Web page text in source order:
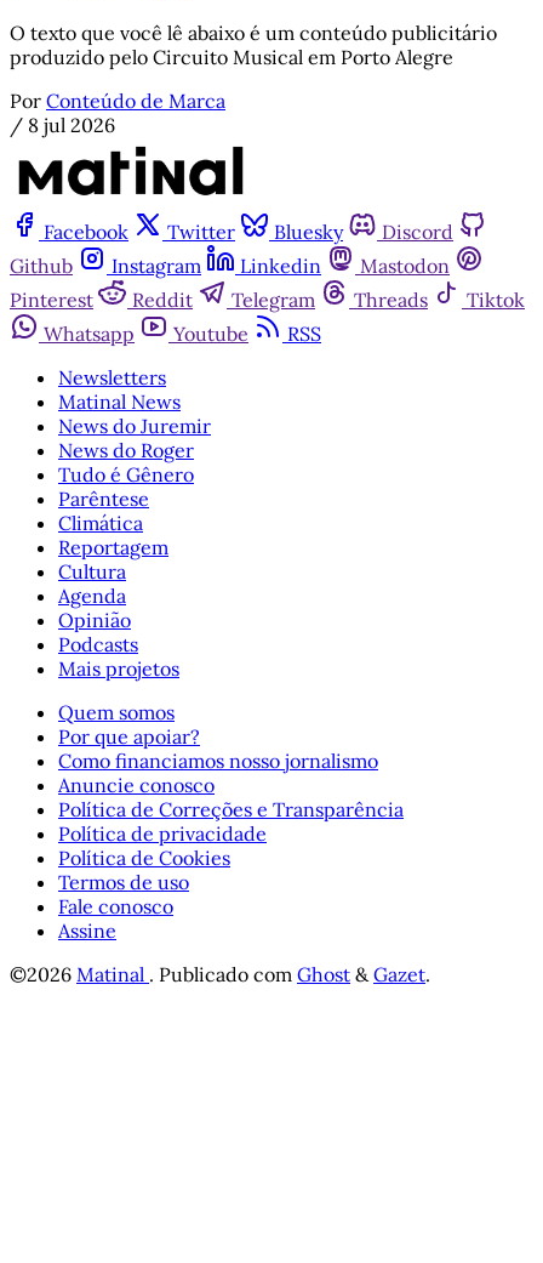
O texto que você lê abaixo é um conteúdo publicitário
produzido pelo Circuito Musical em Porto Alegre
Por Conteúdo de Marca
/ 8 jul 2026
Facebook Twitter Bluesky
Discord
Github
Instagram Linkedin
Mastodon
Pinterest
Reddit Telegram Threads
Tiktok
Whatsapp
Youtube
RSS
Newsletters
Matinal News
News do Juremir
News do Roger
Tudo é Gênero
Parêntese
Climática
Reportagem
Cultura
Agenda
Opinião
Podcasts
Mais projetos
Quem somos
Por que apoiar?
Como financiamos nosso jornalismo
Anuncie conosco
Política de Correções e Transparência
Política de privacidade
Política de Cookies
Termos de uso
Fale conosco
Assine
©2026 Matinal . Publicado com Ghost & Gazet.